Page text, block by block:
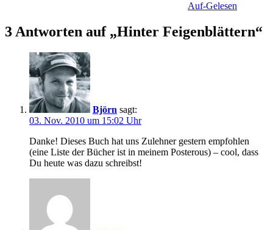
Auf-Gelesen
3 Antworten auf „Hinter Feigenblättern“
Björn sagt:
03. Nov. 2010 um 15:02 Uhr
Danke! Dieses Buch hat uns Zulehner gestern empfohlen
(eine Liste der Bücher ist in meinem Posterous) – cool, dass
Du heute was dazu schreibst!